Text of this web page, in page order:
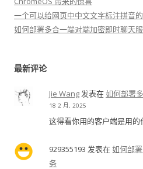
一个可以给网页中中文文字标注拼音
如何部署多合一端对端加密即时聊天
最新评论
Jie Wang 发表在如何部署
18 2 月, 2025
这得看你用的客户端是用
929355193 发表在如何部
务